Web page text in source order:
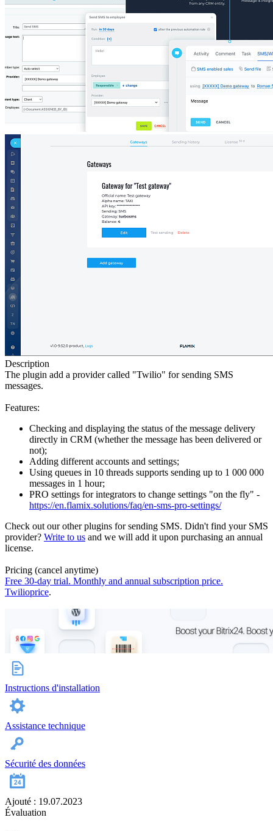
Description
The plugin add a provider called "Twilio" for sending SMS
messages.
Features:
Checking and displaying the status of the message delivery
directly in CRM (whether the message has been delivered or
not);
Adding different accounts and settings;
Using queues in 10 threads supports sending up to 1 000 000
messages in 1 hour;
PRO settings for integrators to change settings "on the fly" -
https://en.flamix.solutions/faq/en-sms-pro-settings/
Check out our other plugins for sending SMS. Didn't find your SMS
provider? Write to us and we will add it upon purchasing an annual
license.
Pricing (cancel anytime)
Free 30-day trial. Monthly and annual subscription price.
Twilioprice.
Instructions d'installation
Assistance technique
Sécurité des données
Ajouté : 19.07.2023
Évaluation